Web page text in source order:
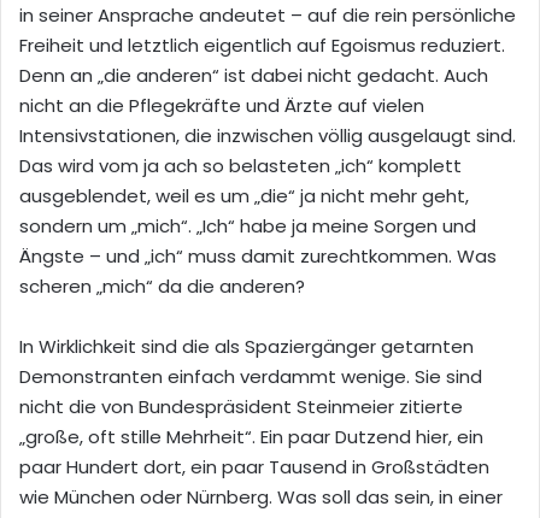
in seiner Ansprache andeutet – auf die rein persönliche
Freiheit und letztlich eigentlich auf Egoismus reduziert.
Denn an „die anderen“ ist dabei nicht gedacht. Auch
nicht an die Pflegekräfte und Ärzte auf vielen
Intensivstationen, die inzwischen völlig ausgelaugt sind.
Das wird vom ja ach so belasteten „ich“ komplett
ausgeblendet, weil es um „die“ ja nicht mehr geht,
sondern um „mich“. „Ich“ habe ja meine Sorgen und
Ängste – und „ich“ muss damit zurechtkommen. Was
scheren „mich“ da die anderen?
In Wirklichkeit sind die als Spaziergänger getarnten
Demonstranten einfach verdammt wenige. Sie sind
nicht die von Bundespräsident Steinmeier zitierte
„große, oft stille Mehrheit“. Ein paar Dutzend hier, ein
paar Hundert dort, ein paar Tausend in Großstädten
wie München oder Nürnberg. Was soll das sein, in einer